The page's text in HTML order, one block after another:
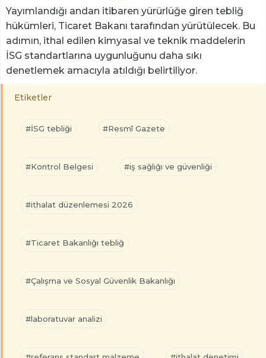
Yayımlandığı andan itibaren yürürlüğe giren tebliğ
hükümleri, Ticaret Bakanı tarafından yürütülecek. Bu
adımın, ithal edilen kimyasal ve teknik maddelerin
İSG standartlarına uygunluğunu daha sıkı
denetlemek amacıyla atıldığı belirtiliyor.
Etiketler
#İSG tebliği #Resmî Gazete
#Kontrol Belgesi #iş sağlığı ve güvenliği
#ithalat düzenlemesi 2026
#Ticaret Bakanlığı tebliğ
#Çalışma ve Sosyal Güvenlik Bakanlığı
#laboratuvar analizi